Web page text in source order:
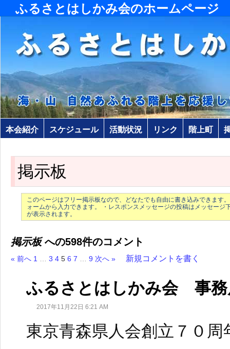
ふるさとはしかみ会のホームページ
本会紹介 スケジュール 活動状況 リンク 階上町
掲示板
このページはフリー掲示板なので、どなたでも自由に書き込みできます
ォームから入力できます。 ・レスポンスメッセージの投稿はメッセージ
が表示されます。
掲示板への598件のコメント
« 前へ 1 3 4 5 6 7 9 次へ » 新規コメントを書く
ふるさとはしかみ会 事務
2017年11月22日 6:21 AM
東京青森県人会創立７０周